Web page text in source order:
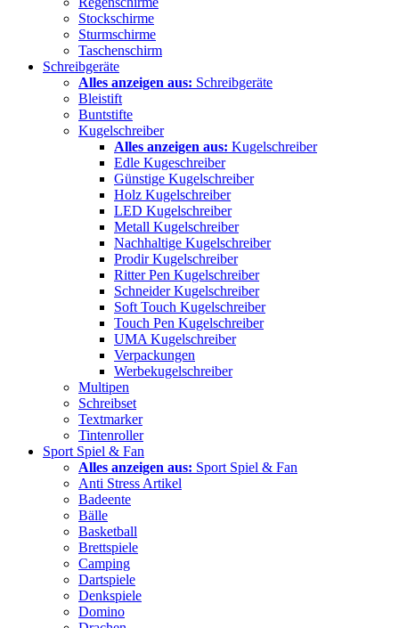
Stockschirme
Sturmschirme
Taschenschirm
Schreibgeräte
Alles anzeigen aus: Schreibgeräte
Bleistift
Buntstifte
Kugelschreiber
Alles anzeigen aus: Kugelschreiber
Edle Kugeschreiber
Günstige Kugelschreiber
Holz Kugelschreiber
LED Kugelschreiber
Metall Kugelschreiber
Nachhaltige Kugelschreiber
Prodir Kugelschreiber
Ritter Pen Kugelschreiber
Schneider Kugelschreiber
Soft Touch Kugelschreiber
Touch Pen Kugelschreiber
UMA Kugelschreiber
Verpackungen
Werbekugelschreiber
Multipen
Schreibset
Textmarker
Tintenroller
Sport Spiel & Fan
Alles anzeigen aus: Sport Spiel & Fan
Anti Stress Artikel
Badeente
Bälle
Basketball
Brettspiele
Camping
Dartspiele
Denkspiele
Domino